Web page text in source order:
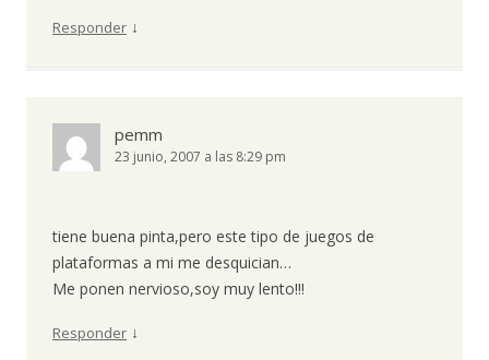
Responder ↓
pemm
23 junio, 2007 a las 8:29 pm
tiene buena pinta,pero este tipo de juegos de
plataformas a mi me desquician…
Me ponen nervioso,soy muy lento!!!
Responder ↓